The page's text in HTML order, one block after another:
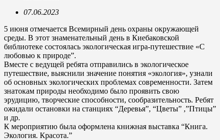
07.06.2023
5 июня отмечается Всемирный день охраны окружающей
среды. В этот знаменательный день в Киебаковской
библиотеке состоялась экологическая игра-путешествие «С
любовью к природе”.
Вместе с ведущей ребята отправились в экологическое
путешествие, выяснили значение понятия «экология», узнали
об основных экологических проблемах современности. Затем
знатокам природы необходимо было проявить свою
эрудицию, творческие способности, сообразительность. Ребят
ожидали остановки на станциях “Деревья”, “Цветы” ,”Птицы”
и др.
К мероприятию была оформлена книжная выставка “Книга.
Экология. Красота.”